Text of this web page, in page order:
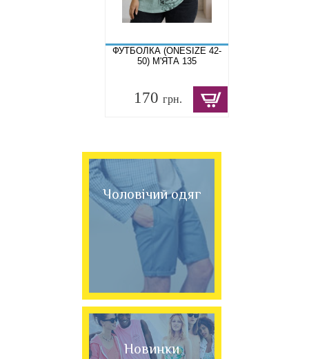
ФУТБОЛКА (ONESIZE 42-
50) М'ЯТА 135
170 грн.
Чоловічий одяг
Новинки